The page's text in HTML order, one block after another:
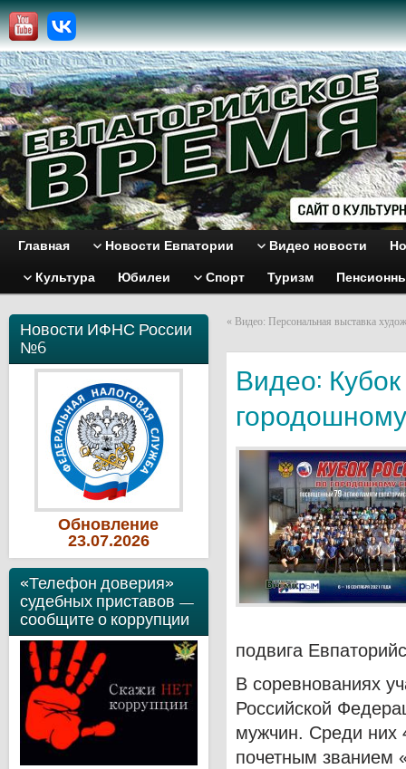
Главная Новости Евпатории Видео новости
Культура Юбилеи Спорт Туризм
Новости ИФНС России
№6
Обновление
23.07.2026
«Телефон доверия»
судебных приставов —
сообщите о коррупции
« Видео: Персональная выставка
Видео:
подвига
В соревнованиях
Российской
мужчин. Среди них
почетным званием